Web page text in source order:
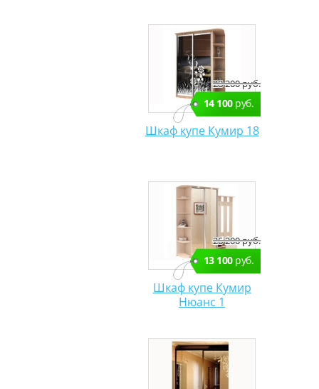
28 200 руб.
14 100руб.
Шкаф купе Кумир 18
26 200 руб.
13 100руб.
Шкаф купе Кумир
Нюанс 1